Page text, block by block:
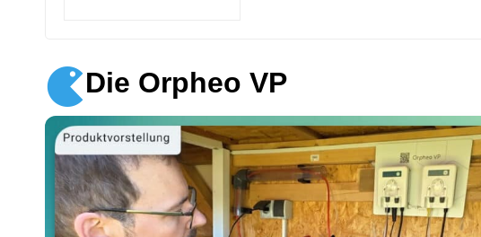
Die Orpheo VP